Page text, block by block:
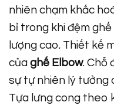
nhiên chạm khắc
bỉ trong khi đệm
lượng cao. Thiết kế
của ghế Elbow. Chỗ
sự tự nhiên lý tưởng
Tựa lưng cong theo